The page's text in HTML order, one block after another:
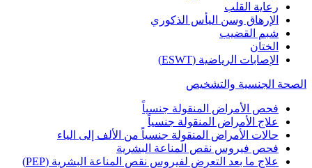
رعاية القلب
الإرهاق وسن اليأس الذكوري
شبم القضيب
الختان
الإصابات الرياضية (ESWT)
الصحة الجنسية والتشخيص
فحص الأمراض المنقولة جنسياً
علاج الأمراض المنقولة جنسياً
حالات الأمراض المنقولة جنسياً من الألف إلى الياء
فحص فيروس نقص المناعة البشرية
علاج ما بعد التعرض لفيروس نقص المناعة البشرية (PEP)